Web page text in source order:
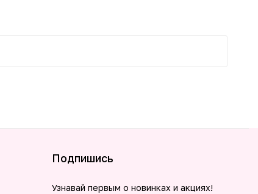
Подпишись
Узнавай первым о новинках и акциях!